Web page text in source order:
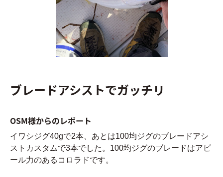
ブレードアシストでガッチリ
OSM様からのレポート
イワシジグ40gで2本、あとは100均ジグのブレードアシ
ストカスタムで3本でした。100均ジグのブレードはアピ
ール力のあるコロラドです。